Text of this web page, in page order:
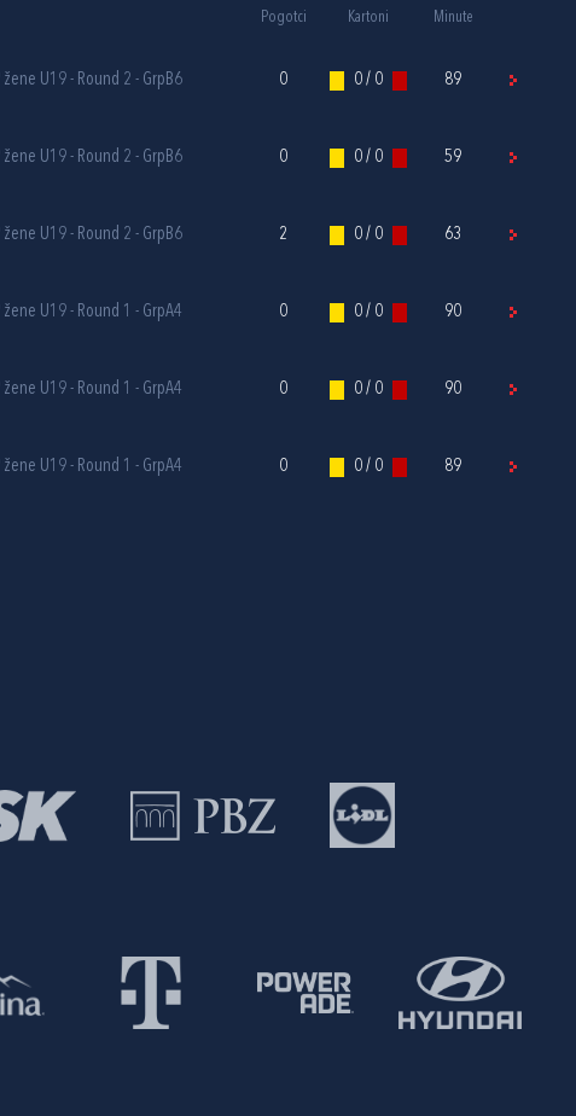
Pogotci Kartoni Minute
U19 - Round 2 - GrpB6 0 0 / 0 89
U19 - Round 2 - GrpB6 0 0 / 0 59
U19 - Round 2 - GrpB6 2 0 / 0 63
U19 - Round 1 - GrpA4 0 0 / 0 90
U19 - Round 1 - GrpA4 0 0 / 0 90
U19 - Round 1 - GrpA4 0 0 / 0 89